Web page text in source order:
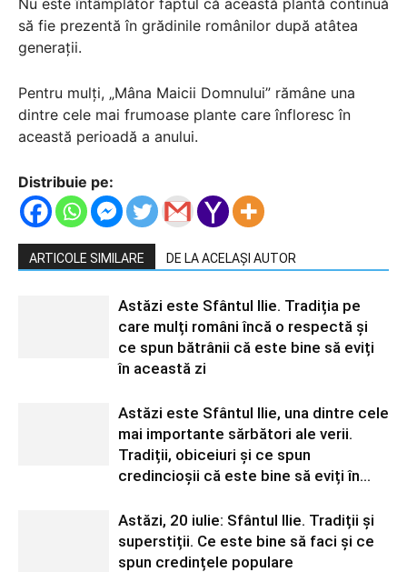
să fie prezentă în grădinile românilor după atâtea
generații.
Pentru mulți, „Mâna Maicii Domnului” rămâne una
dintre cele mai frumoase plante care înfloresc în
această perioadă a anului.
Distribuie pe:
ARTICOLE SIMILARE DE LA ACELAȘI AUTOR
Astăzi este Sfântul Ilie. Tradiția pe
care mulți români încă o respectă și
ce spun bătrânii că este bine să eviți
în această zi
Astăzi este Sfântul Ilie, una dintre cele
mai importante sărbători ale verii.
Tradiții, obiceiuri și ce spun
credincioșii că este bine să eviți în...
Astăzi, 20 iulie: Sfântul Ilie. Tradiții și
superstiții. Ce este bine să faci și ce
spun credințele populare